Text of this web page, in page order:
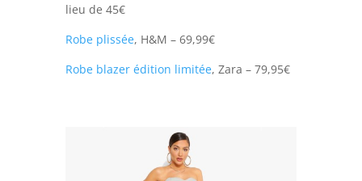
lieu de 45€
Robe plissée, H&M – 69,99€
Robe blazer édition limitée, Zara – 79,95€